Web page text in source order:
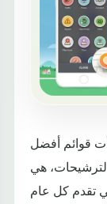
بدأت قوائم أفضل
هي
تقدم كل عام